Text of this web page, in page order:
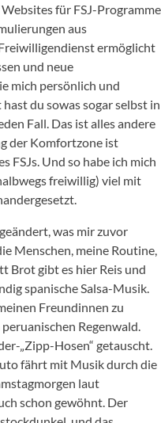
für FSJ-Programme
aus
ermöglicht
und neue
mich persönlich und
du sowas sogar selbst in
Fall. Das ist alles andere
der Komfortzone ist
FSJs. Und so habe ich mich
freiwillig) viel mit
was mir zuvor
Menschen, meine Routine,
Brot gibt es hier Reis und
spanische Salsa-Musik.
Freundinnen zu
Regenwald.
„Zipp-Hosen“ getauscht.
fährt mit Musik durch die
laut
schon gewöhnt. Der